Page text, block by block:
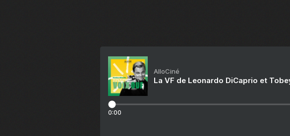
AlloCiné
La VF de Leonardo DiCaprio et
0:00